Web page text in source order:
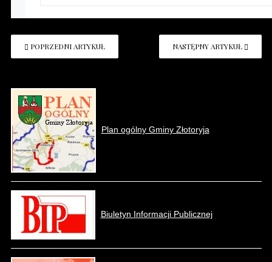
POPRZEDNI ARTYKUŁ NASTĘPNY ARTYKUŁ
Plan ogólny Gminy Złotoryja
Biuletyn Informacji Publicznej